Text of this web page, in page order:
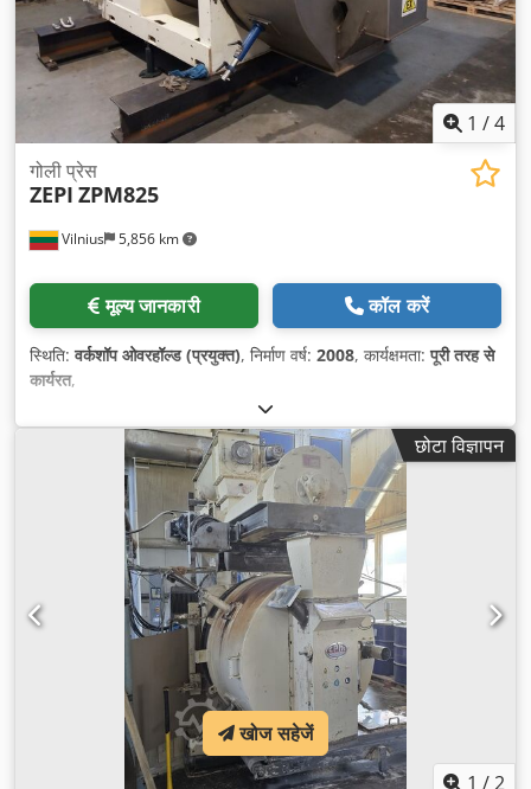
1 /4
Vilnius 5,856 km
गोली प्रेस
ZEPI ZPM825
मूल्य जानकारी कॉल करें
स्थिति:वर्कशॉप ओवरहॉल्ड (प्रयुक्त), निर्माण वर्ष: 2008, कार्यक्षमता:पूरी तरह से
कार्यरत,
छोटा विज्ञापन
1 / 2
खोज सहेजें